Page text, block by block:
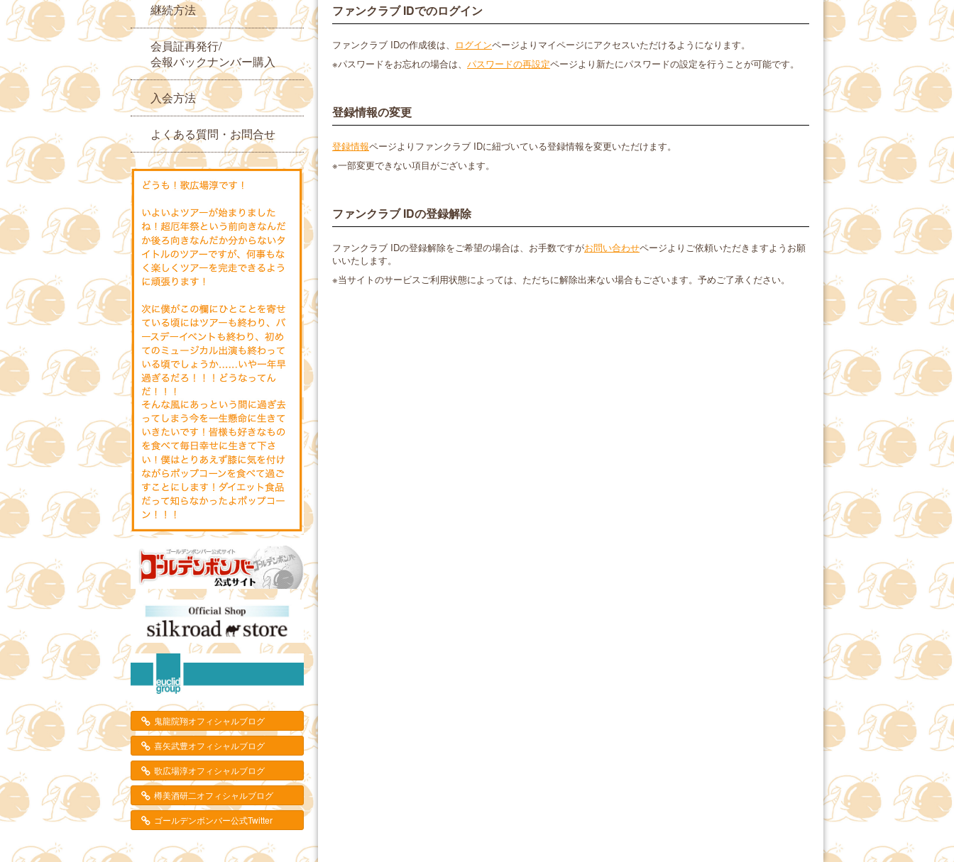
継続方法
会員証再発行/
会報バックナンバー購入
入会方法
よくある質問・お問合せ
鬼龍院翔オフィシャルブログ
喜矢武豊オフィシャルブログ
歌広場淳オフィシャルブログ
樽美酒研二オフィシャルブログ
ゴールデンボンバー公式Twitter
ファンクラブ IDでのログイン
ファンクラブ IDの作成後は、 ログインページよりマイページにアクセスいただけるようになります。
※パスワードをお忘れの場合は、 パスワードの再設定ページより新たにパスワードの設定を行うことが可能です。
登録情報の変更
登録情報ページよりファンクラブ IDに紐づいている登録情報を変更いただけます。
※一部変更できない項目がございます。
ファンクラブ IDの登録解除
ファンクラブ IDの登録解除をご希望の場合は、お手数ですがお問い合わせページよりご依頼いただきますようお願
いいたします。
※当サイトのサービスご利用状態によっては、ただちに解除出来ない場合もございます。予めご了承ください。